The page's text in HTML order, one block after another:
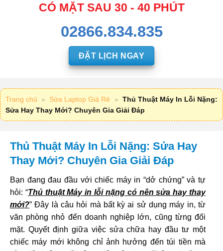
CÓ MẶT SAU 30 - 40 PHÚT
02866.834.835
ĐẶT LỊCH NGAY
Trang chủ » Sửa Laptop Giá Rẻ » Thủ Thuật Máy In Lỗi Nặng:
Sửa Hay Thay Mới? Chuyên Gia Giải Đáp
Thủ Thuật Máy In Lỗi Nặng: Sửa Hay
Thay Mới? Chuyên Gia Giải Đáp
Bạn đang đau đầu với chiếc máy in “dở chứng” và tự
hỏi: “Thủ thuật Máy in lỗi nặng có nên sửa hay thay
mới?” Đây là câu hỏi mà bất kỳ ai sử dụng máy in, từ
văn phòng nhỏ đến doanh nghiệp lớn, cũng từng đối
mặt. Quyết định giữa việc sửa chữa hay đầu tư một
chiếc máy mới không chỉ ảnh hưởng đến túi tiền mà